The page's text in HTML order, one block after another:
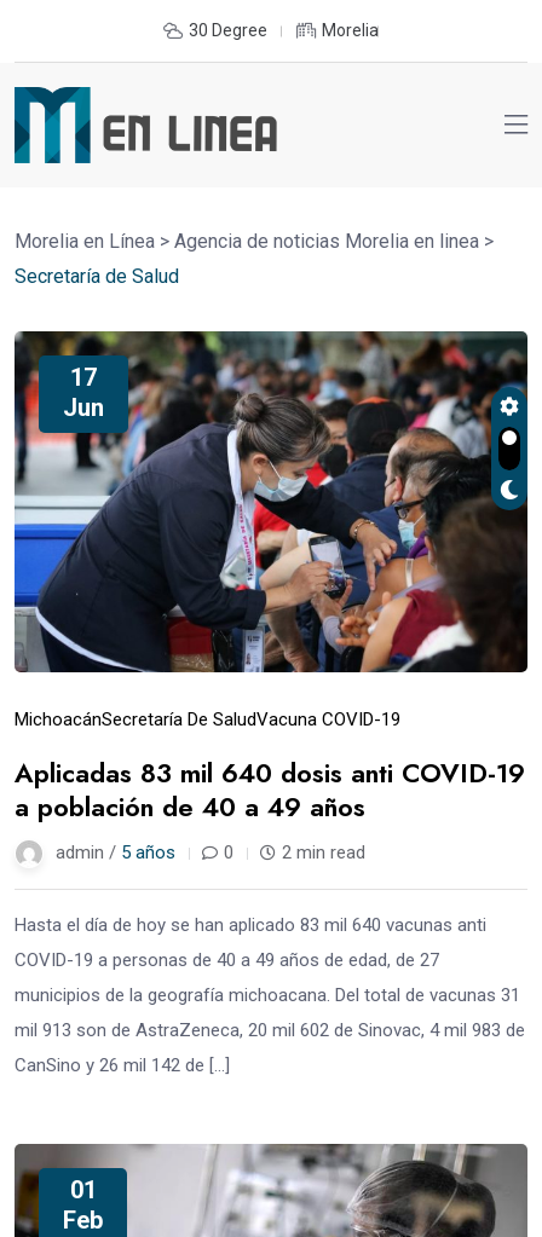
30 Degree Morelia
Morelia en Línea > Agencia de noticias Morelia en linea >
Secretaría de Salud
17
Jun
MichoacánSecretaría De SaludVacuna COVID-19
Aplicadas 83 mil 640 dosis anti COVID-19
a población de 40 a 49 años
admin / 5 años 0 2 min read
Hasta el día de hoy se han aplicado 83 mil 640 vacunas anti
COVID-19 a personas de 40 a 49 años de edad, de 27
municipios de la geografía michoacana. Del total de vacunas 31
mil 913 son de AstraZeneca, 20 mil 602 de Sinovac, 4 mil 983 de
CanSino y 26 mil 142 de […]
01
Feb